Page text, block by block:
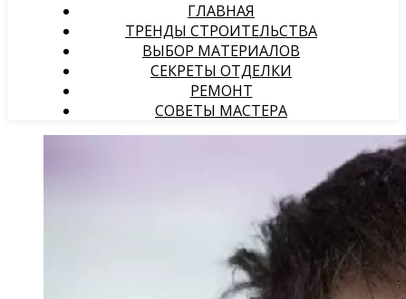
ГЛАВНАЯ
ТРЕНДЫ СТРОИТЕЛЬСТВА
ВЫБОР МАТЕРИАЛОВ
СЕКРЕТЫ ОТДЕЛКИ
РЕМОНТ
СОВЕТЫ МАСТЕРА